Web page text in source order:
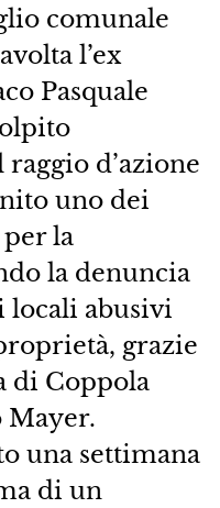
comunale
l’ex
Pasquale
d’azione
uno dei
la
la denuncia
locali abusivi
grazie
di Coppola
Mayer.
una settimana
di un